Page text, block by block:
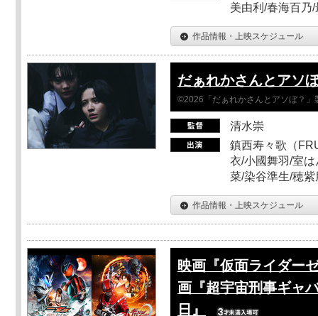
美由利/春海百乃
作品情報・上映スケジュール
だぁれかさんとアソ
©2026「だぁれかさんとアソぼ？」
清水崇
鎮西寿々歌（
衣/小國舞羽/室
菜/染谷準生/穂
作品情報・上映スケジュール
映画『仮面ライダー
画『超宇宙刑事ギャ
日』